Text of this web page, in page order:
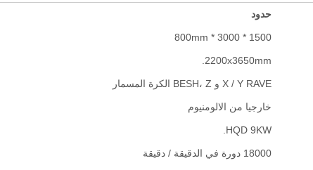
حدود
1500 * 3000 * 800mm
2200x3650mm.
X / Y RAVE و BESH، Z الكرة المسمار
خارجيا من الالومنيوم
HQD 9KW.
18000 دورة في الدقيقة / دقيقة